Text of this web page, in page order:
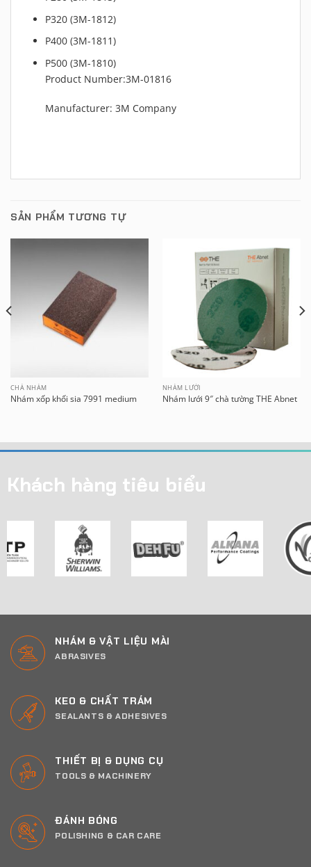
P320 (3M-1812)
P400 (3M-1811)
P500 (3M-1810)
Product Number:3M-01816
Manufacturer: 3M Company
SẢN PHẨM TƯƠNG TỰ
CHÀ NHÁM
Nhám xốp khối sia 7991 medium
NHÁM LƯỚI
Nhám lưới 9″ chà tường THE Abnet
Khách hàng tiêu biểu
NHÁM & VẬT LIỆU MÀI
ABRASIVES
KEO & CHẤT TRÁM
SEALANTS & ADHESIVES
THIẾT BỊ & DỤNG CỤ
TOOLS & MACHINERY
ĐÁNH BÓNG
POLISHING & CAR CARE